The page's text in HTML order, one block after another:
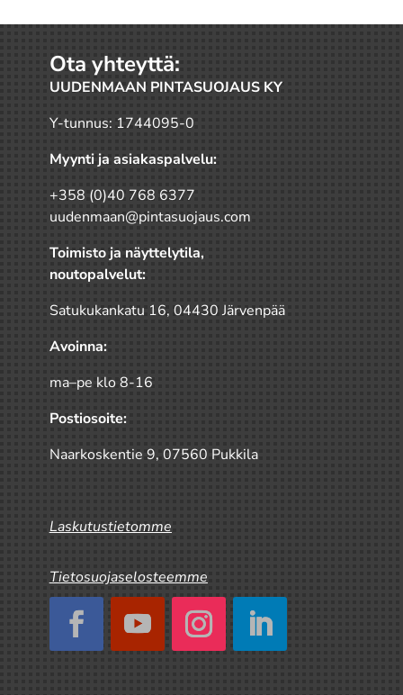
Ota yhteyttä:
UUDENMAAN PINTASUOJAUS KY
Y-tunnus: 1744095-0
Myynti ja asiakaspalvelu:
+358 (0)40 768 6377
uudenmaan@pintasuojaus.com
Toimisto ja näyttelytila,
noutopalvelut:
Satukukankatu 16, 04430 Järvenpää
Avoinna:
ma–pe klo 8-16
Postiosoite:
Naarkoskentie 9, 07560 Pukkila
Laskutustietomme
Tietosuojaselosteemme